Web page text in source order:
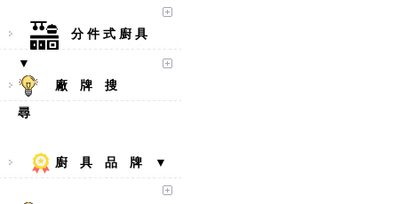
分 件 式 廚 具
▼
廠 牌 搜
尋
廚 具 品 牌 ▼